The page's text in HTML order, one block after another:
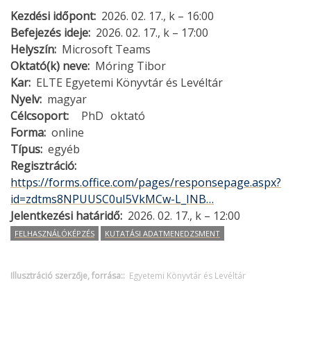
Kezdési időpont 2026. 02. 17., k – 16:00
Befejezés ideje 2026. 02. 17., k – 17:00
Helyszín Microsoft Teams
Oktató(k) neve Móring Tibor
Kar ELTE Egyetemi Könyvtár és Levéltár
Nyelv magyar
Célcsoport
PhD oktató
Forma online
Típus egyéb
Regisztráció
https://forms.office.com/pages/responsepage.aspx?
id=zdtms8NPUUSC0uI5VkMCw-L_INB…
Jelentkezési határidő 2026. 02. 17., k – 12:00
FELHASZNÁLÓKÉPZÉS KUTATÁSI ADATMENEDZSMENT
Illusztráció szerzője, forrása: Egyetemi Könyvtár és Levéltár